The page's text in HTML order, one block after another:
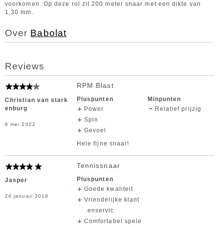
voorkomen. Op deze rol zit 200 meter snaar met een dikte van
1,30 mm.
Over Babolat
Reviews
Christian van stark
enburg
6 mei 2022
RPM Blast
Pluspunten
Power
Spin
Gevoel
Minpunten
Relatief prijzig
Hele fijne snaar!
Jasper
24 januari 2019
Tennissnaar
Pluspunten
Goede kwaliteit
Vriendelijke klant
enservic
Comfortabel spele